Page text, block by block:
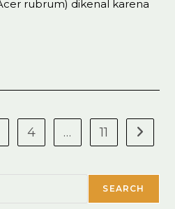
rubrum) dikenal karena
4 … 11 Go to
SEARCH